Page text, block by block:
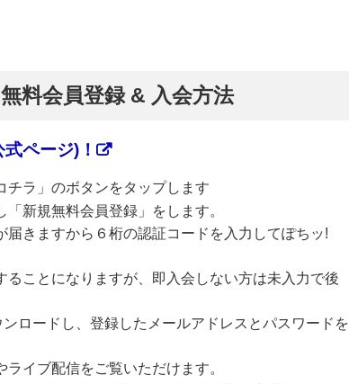
料会員登録 & 入会方法
ページ)！
チラ」のボタンをタップします
新規無料会員登録」をします。
きますから６桁の認証コードを入力してぽちッ!
ことになりますが、即入会しない方は未入力で後
ロードし、登録したメールアドレスとパスワードを
イブ配信をご覧いただけます。